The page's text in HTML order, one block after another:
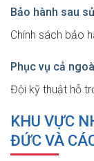
Bảo hành sau
Chính sách bảo
Phục vụ cả
Đội kỹ thuật hỗ
KHU VỰC
ĐỨC VÀ